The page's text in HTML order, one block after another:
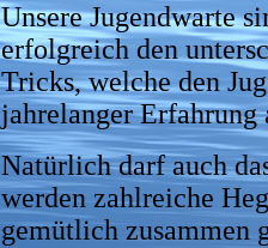
Unsere Jugendwarte
erfolgreich den
Tricks, welche den
jahrelanger Erfahrung
Natürlich darf auch
werden zahlreiche
gemütlich zusammen